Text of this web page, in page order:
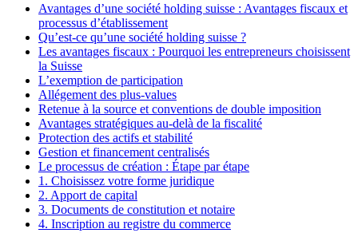
Avantages d’une société holding suisse : Avantages fiscaux et
processus d’établissement
Qu’est-ce qu’une société holding suisse ?
Les avantages fiscaux : Pourquoi les entrepreneurs choisissent
la Suisse
L’exemption de participation
Allégement des plus-values
Retenue à la source et conventions de double imposition
Avantages stratégiques au-delà de la fiscalité
Protection des actifs et stabilité
Gestion et financement centralisés
Le processus de création : Étape par étape
1. Choisissez votre forme juridique
2. Apport de capital
3. Documents de constitution et notaire
4. Inscription au registre du commerce